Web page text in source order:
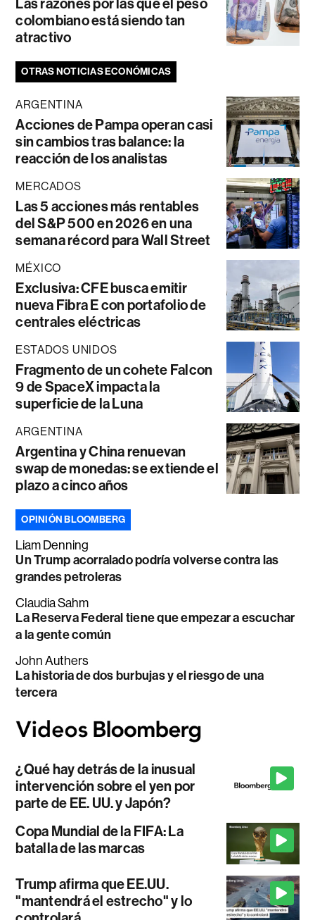
colombiano está siendo tan
atractivo
OTRAS NOTICIAS ECONÓMICAS
ARGENTINA
Acciones de Pampa operan casi
sin cambios tras balance: la
reacción de los analistas
MERCADOS
Las 5 acciones más rentables
del S&P 500 en 2026 en una
semana récord para Wall Street
MÉXICO
Exclusiva: CFE busca emitir
nueva Fibra E con portafolio de
centrales eléctricas
ESTADOS UNIDOS
Fragmento de un cohete Falcon
9 de SpaceX impacta la
superficie de la Luna
ARGENTINA
Argentina y China renuevan
swap de monedas: se extiende el
plazo a cinco años
OPINIÓN BLOOMBERG
Liam Denning
Un Trump acorralado podría volverse contra las
grandes petroleras
Claudia Sahm
La Reserva Federal tiene que empezar a escuchar
a la gente común
John Authers
La historia de dos burbujas y el riesgo de una
tercera
¿Qué hay detrás de la inusual
intervención sobre el yen por
parte de EE. UU. y Japón?
Copa Mundial de la FIFA: La
batalla de las marcas
Trump afirma que EE.UU.
"mantendrá el estrecho" y lo